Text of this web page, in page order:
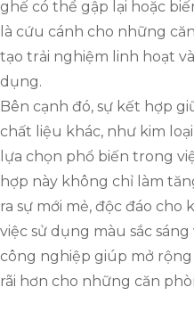
ghế có thể gập lại hoặc
là cứu cánh cho những
tạo trải nghiệm linh hoạt
dụng.
Bên cạnh đó, sự kết hợp
chất liệu khác, như kim
lựa chọn phổ biến trong
hợp này không chỉ làm
ra sự mới mẻ, độc đáo cho
việc sử dụng màu sắc
công nghiệp giúp mở
rãi hơn cho những căn